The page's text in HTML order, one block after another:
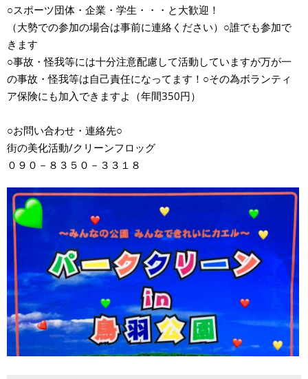
○スポーツ団体・企業・学生・・・と大歓迎！
（大勢での参加の場合は事前に連絡ください）○誰でも参加で
きます
○事故・怪我等には十分注意配慮して活動していますが万が一
の事故・怪我等は自己責任になってます！○その為ボランティ
ア保険にも加入できますよ（年間350円）
○お問い合わせ・連絡先○
街の美化活動/クリーンフロッグ
０９０－８３５０－３３１８